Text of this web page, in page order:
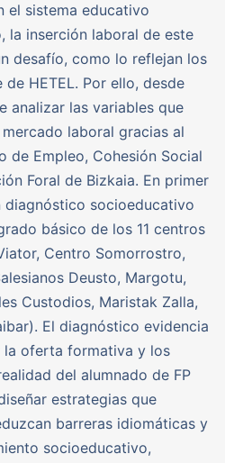
el sistema educativo
la inserción laboral de este
desafío, como lo reflejan los
HETEL. Por ello, desde
analizar las variables que
laboral gracias al
de Empleo, Cohesión Social
Foral de Bizkaia. En primer
diagnóstico socioeducativo
básico de los 11 centros
Centro Somorrostro,
Deusto, Margotu,
Custodios, Maristak Zalla,
El diagnóstico evidencia
la oferta formativa y los
del alumnado de FP
estrategias que
barreras idiomáticas y
socioeducativo,